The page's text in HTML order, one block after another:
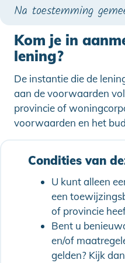
Na toestemming
Kom je in
lening?
De instantie die de
aan de voorwaarden
provincie of
voorwaarden en het
Condities van
U kunt alleen
een
of provincie
Bent u
en/of
gelden? Kijk